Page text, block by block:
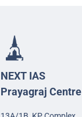
NEXT IAS
Prayagraj Centre